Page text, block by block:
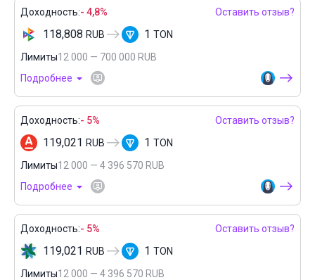
Доходность:- 4,8% Оставить отзыв?
118,808 RUB 1 TON
Лимиты12 000 — 700 000 RUB
Подробнее
Доходность:- 5% Оставить отзыв?
119,021 RUB 1 TON
Лимиты12 000 — 4 396 570 RUB
Подробнее
Доходность:- 5% Оставить отзыв?
119,021 RUB 1 TON
Лимиты12 000 — 4 396 570 RUB